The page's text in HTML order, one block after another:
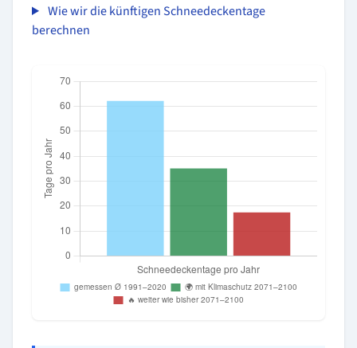
Wie wir die künftigen Schneedeckentage
berechnen